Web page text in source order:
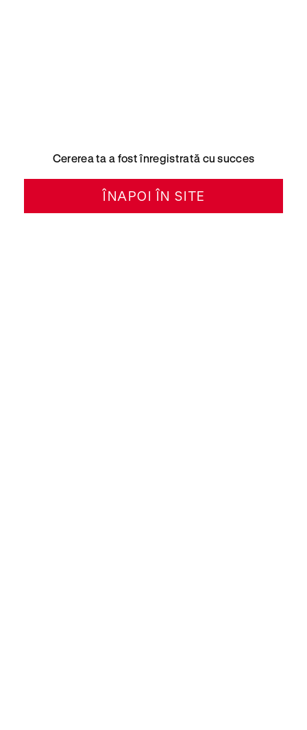
Cererea ta a fost înregistrată cu succes
ÎNAPOI ÎN SITE